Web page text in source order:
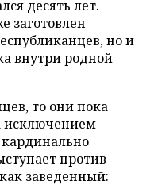
десять лет.
заготовлен
но и
внутри родной
то они пока
исключением
против
заведенный: